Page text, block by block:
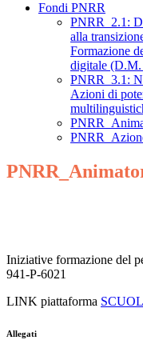
Fondi PNRR
PNRR_2.1:
alla
Formazione
digitale
PNRR_3.1:
Azioni di
Iniziative formazione del
941-P-6021
LINK piattaforma
Allegati